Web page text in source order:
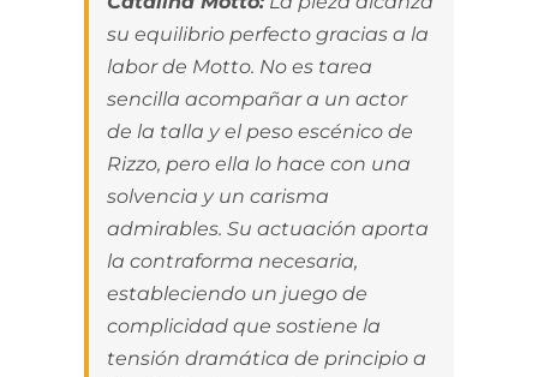
su equilibrio perfecto gracias a la
labor de Motto. No es tarea
sencilla acompañar a un actor
de la talla y el peso escénico de
Rizzo, pero ella lo hace con una
solvencia y un carisma
admirables. Su actuación aporta
la contraforma necesaria,
estableciendo un juego de
complicidad que sostiene la
tensión dramática de principio a